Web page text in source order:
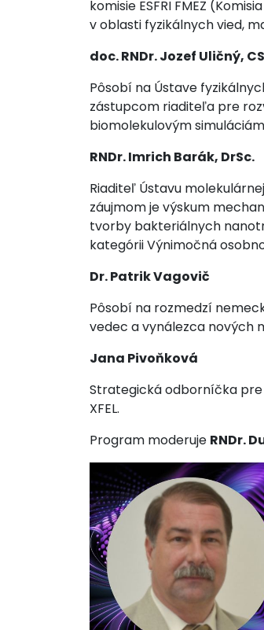
komisie ESFRI FMEZ
v oblasti fyzikálnych vied,
doc. RNDr. Jozef Uličný,
Pôsobí na Ústave
zástupcom riaditeľa pre
biomolekulovým
RNDr.Imrich Barák, DrSc.
Riaditeľ Ústavu
záujmom je výskum
tvorby bakteriálnych
kategórii Výnimočná
Dr. Patrik Vagovič
Pôsobí na rozmedzí
vedec a vynálezca nových
Jana Pivoňková
Strategická odborníčka
XFEL.
Program moderuje RNDr.